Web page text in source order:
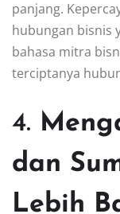
panjang.
hubungan bisnis
bahasa mitra
terciptanya
4.
dan
Lebih